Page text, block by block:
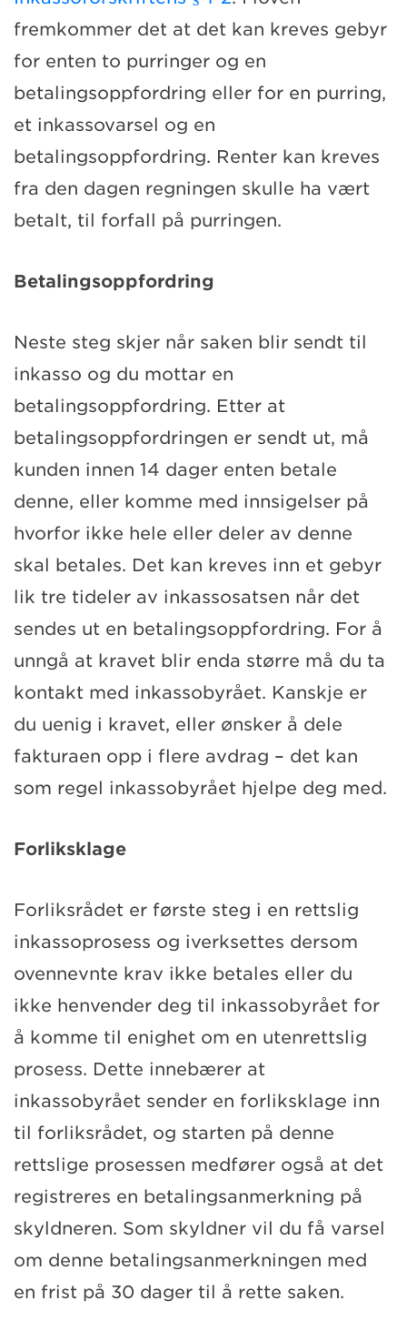
fremkommer det at det kan kreves gebyr
for enten to purringer og en
betalingsoppfordring eller for en purring,
et inkassovarsel og en
betalingsoppfordring. Renter kan kreves
fra den dagen regningen skulle ha vært
betalt, til forfall på purringen.
Betalingsoppfordring
Neste steg skjer når saken blir sendt til
inkasso og du mottar en
betalingsoppfordring. Etter at
betalingsoppfordringen er sendt ut, må
kunden innen 14 dager enten betale
denne, eller komme med innsigelser på
hvorfor ikke hele eller deler av denne
skal betales. Det kan kreves inn et gebyr
lik tre tideler av inkassosatsen når det
sendes ut en betalingsoppfordring. For å
unngå at kravet blir enda større må du ta
kontakt med inkassobyrået. Kanskje er
du uenig i kravet, eller ønsker å dele
fakturaen opp i flere avdrag – det kan
som regel inkassobyrået hjelpe deg med.
Forliksklage
Forliksrådet er første steg i en rettslig
inkassoprosess og iverksettes dersom
ovennevnte krav ikke betales eller du
ikke henvender deg til inkassobyrået for
å komme til enighet om en utenrettslig
prosess. Dette innebærer at
inkassobyrået sender en forliksklage inn
til forliksrådet, og starten på denne
rettslige prosessen medfører også at det
registreres en betalingsanmerkning på
skyldneren. Som skyldner vil du få varsel
om denne betalingsanmerkningen med
en frist på 30 dager til å rette saken.